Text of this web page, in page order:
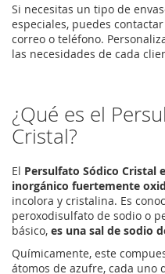
Si necesitas un tipo de
especiales, puedes
correo o teléfono.
las necesidades de cada
¿Qué es el
Cristal?
El Persulfato Sódico Cristal
inorgánico fuertemente
incolora y cristalina. Es
peroxodisulfato de sodio o
básico, es una sal de sodio
Químicamente, este
átomos de azufre, cada uno